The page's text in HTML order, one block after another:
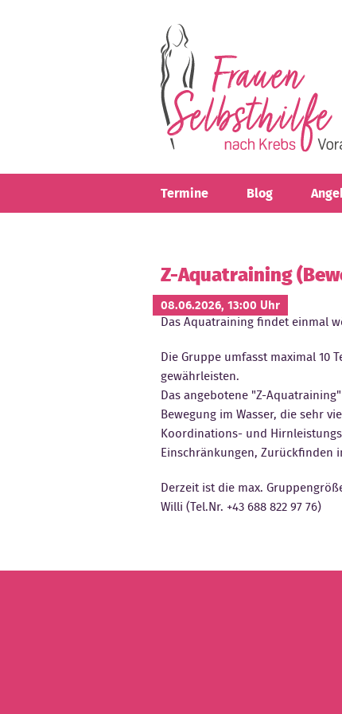
Termine Blog
Z-Aquatraining
08.06.2026, 13:00 Uhr
Das Aquatraining findet einmal
Die Gruppe umfasst maximal 10
gewährleisten.
Das angebotene "Z-
Bewegung im Wasser, die sehr
Koordinations- und
Einschränkungen, Zurückfinden
Derzeit ist die max.
Willi (Tel.Nr. +43 688 822 97 76)